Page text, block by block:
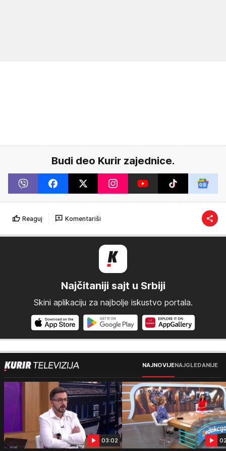
Budi deo Kurir zajednice.
Reaguj Komentariši
Najčitaniji sajt u Srbiji
Skini aplikaciju za najbolje iskustvo portala.
NAJNOVIJENAJGLEDANIJE
03:02